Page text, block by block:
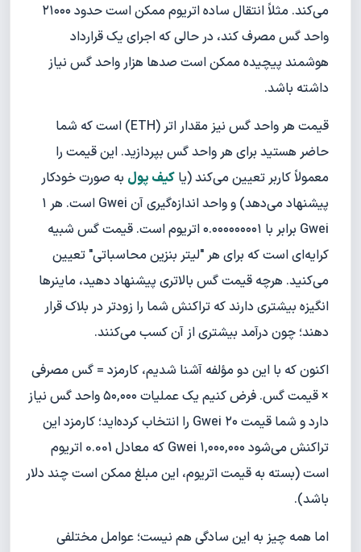
می‌کند. مثلاً انتقال ساده اتریوم ممکن است حدود ۲۱۰۰۰
واحد گس مصرف کند، در حالی که اجرای یک قرارداد
هوشمند پیچیده ممکن است صدها هزار واحد گس نیاز
داشته باشد.
قیمت هر واحد گس نیز مقدار اتر (ETH) است که شما
حاضر هستید برای هر واحد گس بپردازید. این قیمت را
معمولاً کاربر تعیین می‌کند (یا کیف پول به صورت خودکار
پیشنهاد می‌دهد) و واحد اندازه‌گیری آن Gwei است. هر ۱
Gwei برابر با ۰.۰۰۰۰۰۰۰۰۱ اتریوم است. قیمت گس شبیه
کرایه‌ای است که برای هر "لیتر بنزین محاسباتی" تعیین
می‌کنید. هرچه قیمت گس بالاتری پیشنهاد دهید، ماینرها
انگیزه بیشتری دارند که تراکنش شما را زودتر در بلاک قرار
دهند؛ چون درآمد بیشتری از آن کسب می‌کنند.
اکنون که با این دو مؤلفه آشنا شدیم، کارمزد = گس مصرفی
× قیمت گس. فرض کنیم یک عملیات ۵۰,۰۰۰ واحد گس نیاز
دارد و شما قیمت ۲۰ Gwei را انتخاب کرده‌اید؛ کارمزد این
تراکنش می‌شود ۱,۰۰۰,۰۰۰ Gwei که معادل 0.001 اتریوم
است (بسته به قیمت اتریوم، این مبلغ ممکن است چند دلار
باشد).
اما همه چیز به این سادگی هم نیست؛ عوامل مختلفی